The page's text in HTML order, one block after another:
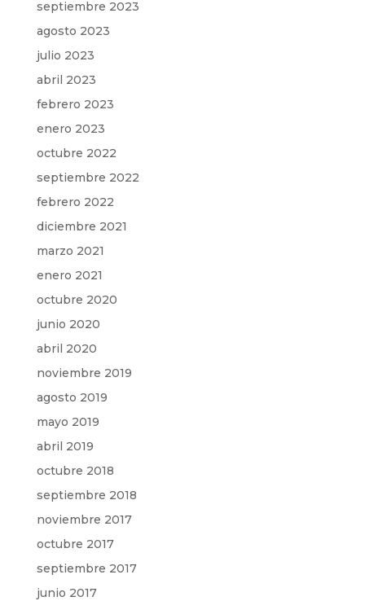
septiembre 2023
agosto 2023
julio 2023
abril 2023
febrero 2023
enero 2023
octubre 2022
septiembre 2022
febrero 2022
diciembre 2021
marzo 2021
enero 2021
octubre 2020
junio 2020
abril 2020
noviembre 2019
agosto 2019
mayo 2019
abril 2019
octubre 2018
septiembre 2018
noviembre 2017
octubre 2017
septiembre 2017
junio 2017